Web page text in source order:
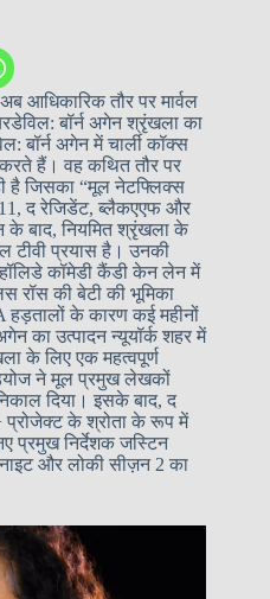
आधिकारिक तौर पर मार्वल
बॉर्न अगेन श्रृंखला का
बॉर्न अगेन में चार्ली कॉक्स
हैं। वह कथित तौर पर
है जिसका “मूल नेटफ्लिक्स
द रेजिडेंट, ब्लैकएएफ और
के बाद, नियमित श्रृंखला के
टीवी प्रयास है। उनकी
हॉलिडे कॉमेडी कैंडी केन लेन में
रॉस की बेटी की भूमिका
के कारण कई महीनों
का उत्पादन न्यूयॉर्क शहर में
के लिए एक महत्वपूर्ण
ने मूल प्रमुख लेखकों
दिया। इसके बाद, द
प्रोजेक्ट के श्रोता के रूप में
प्रमुख निर्देशक जस्टिन
और लोकी सीज़न 2 का